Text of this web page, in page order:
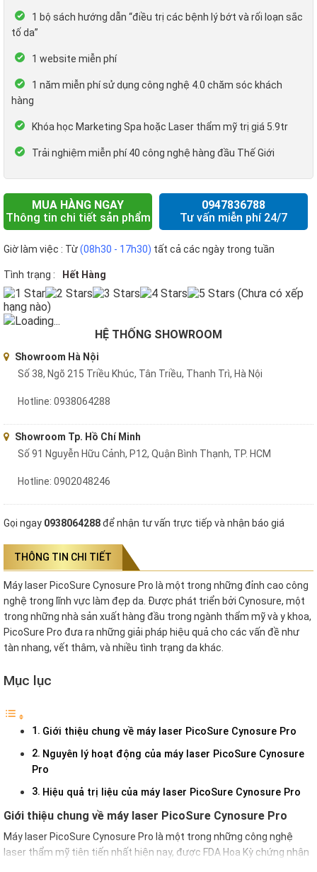
1 bộ sách hướng dẫn “điều trị các bệnh lý bớt và rối loạn sắc
tố da”
1 website miễn phí
1 năm miễn phí sử dụng công nghệ 4.0 chăm sóc khách
hàng
Khóa học Marketing Spa hoặc Laser thẩm mỹ trị giá 5.9tr
Trải nghiệm miễn phí 40 công nghệ hàng đầu Thế Giới
MUA HÀNG NGAY
Thông tin chi tiết sản phẩm
0947836788
Tư vấn miễn phí 24/7
Giờ làm việc : Từ(08h30 - 17h30) tất cả các ngày trong tuần
Tình trạng : Hết Hàng
(Chưa có xếp
hạng nào)
Loading...
HỆ THỐNG SHOWROOM
Showroom Hà Nội
Số 38, Ngõ 215 Triều Khúc, Tân Triều, Thanh Trì, Hà Nội
Hotline: 0938064288
Showroom Tp. Hồ Chí Minh
Số 91 Nguyễn Hữu Cảnh, P12, Quận Bình Thạnh, TP. HCM
Hotline: 0902048246
Gọi ngay 0938064288để nhận tư vấn trực tiếp và nhận báo giá
THÔNG TIN CHI TIẾT
Máy laser PicoSure Cynosure Pro là một trong những đỉnh cao công
nghệ trong lĩnh vực làm đẹp da. Được phát triển bởi Cynosure, một
trong những nhà sản xuất hàng đầu trong ngành thẩm mỹ và y khoa,
PicoSure Pro đưa ra những giải pháp hiệu quả cho các vấn đề như
tàn nhang, vết thâm, và nhiều tình trạng da khác.
Mục lục
Giới thiệu chung về máy laser PicoSure Cynosure Pro
Nguyên lý hoạt động của máy laser PicoSure Cynosure
Pro
Hiệu quả trị liệu của máy laser PicoSure Cynosure Pro
Giới thiệu chung về máy laser PicoSure Cynosure Pro
Máy laser PicoSure Cynosure Pro là một trong những công nghệ
laser thẩm mỹ tiên tiến nhất hiện nay, được FDA Hoa Kỳ chứng nhận